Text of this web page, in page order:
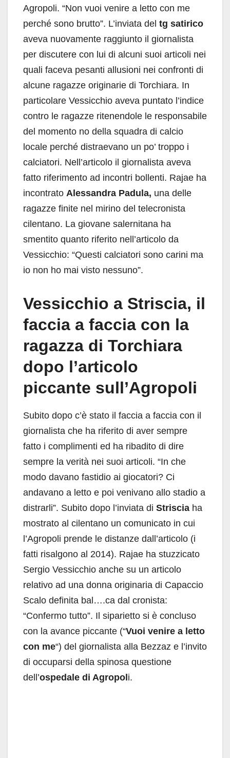
Agropoli. “Non vuoi venire a letto con me
perché sono brutto”. L’inviata del tg satirico
aveva nuovamente raggiunto il giornalista
per discutere con lui di alcuni suoi articoli nei
quali faceva pesanti allusioni nei confronti di
alcune ragazze originarie di Torchiara. In
particolare Vessicchio aveva puntato l’indice
contro le ragazze ritenendole le responsabile
del momento no della squadra di calcio
locale perché distraevano un po’ troppo i
calciatori. Nell’articolo il giornalista aveva
fatto riferimento ad incontri bollenti. Rajae ha
incontrato Alessandra Padula, una delle
ragazze finite nel mirino del telecronista
cilentano. La giovane salernitana ha
smentito quanto riferito nell’articolo da
Vessicchio: “Questi calciatori sono carini ma
io non ho mai visto nessuno”.
Vessicchio a Striscia, il
faccia a faccia con la
ragazza di Torchiara
dopo l’articolo
piccante sull’Agropoli
Subito dopo c’è stato il faccia a faccia con il
giornalista che ha riferito di aver sempre
fatto i complimenti ed ha ribadito di dire
sempre la verità nei suoi articoli. “In che
modo davano fastidio ai giocatori? Ci
andavano a letto e poi venivano allo stadio a
distrarli”. Subito dopo l’inviata di Striscia ha
mostrato al cilentano un comunicato in cui
l’Agropoli prende le distanze dall’articolo (i
fatti risalgono al 2014). Rajae ha stuzzicato
Sergio Vessicchio anche su un articolo
relativo ad una donna originaria di Capaccio
Scalo definita bal….ca dal cronista:
“Confermo tutto”. Il siparietto si è concluso
con la avance piccante (“Vuoi venire a letto
con me“) del giornalista alla Bezzaz e l’invito
di occuparsi della spinosa questione
dell’ospedale di Agropoli.